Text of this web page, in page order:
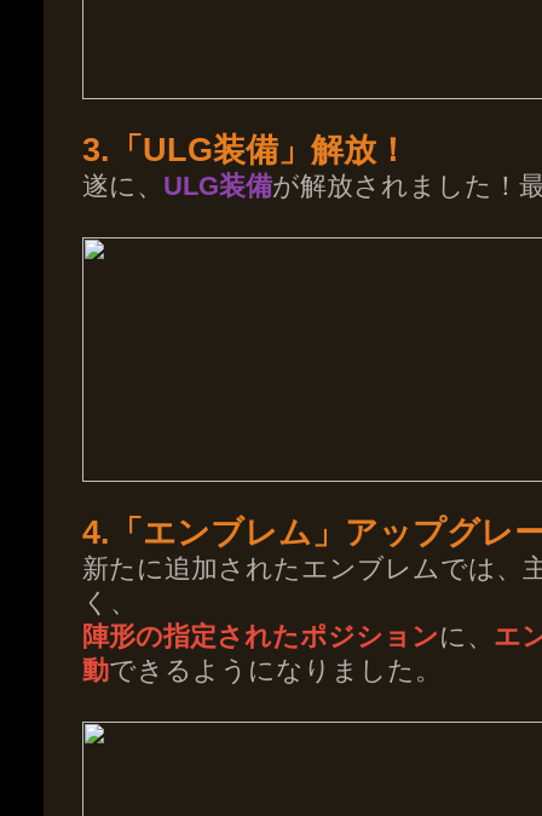
3.「ULG装備」解放！
遂に、 ULG装備が解放されました！
4.「エンブレム」アップグレ
新たに追加されたエンブレムでは、
く、
陣形の指定されたポジションに、 エ
動できるようになりました。